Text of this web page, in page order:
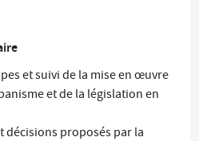
et suivi de la mise en œuvre
et de la législation en
décisions proposés par la